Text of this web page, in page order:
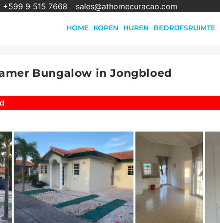
+599 9 515 7668 sales@athomecuracao.com
HOME KOPEN HUREN BEDRIJFSRUIMTE
Bungalow in Jongbloed